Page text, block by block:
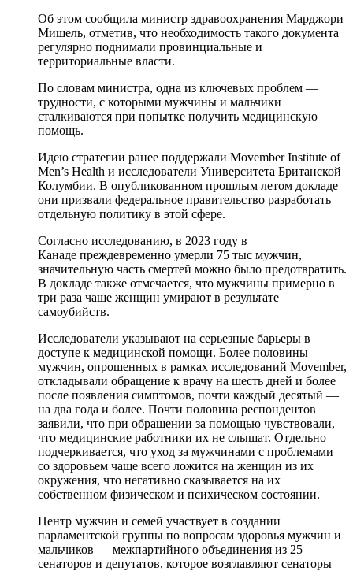
Об этом сообщила министр здравоохранения Марджори
Мишель, отметив, что необходимость такого документа
регулярно поднимали провинциальные и
территориальные власти.
По словам министра, одна из ключевых проблем —
трудности, с которыми мужчины и мальчики
сталкиваются при попытке получить медицинскую
помощь.
Идею стратегии ранее поддержали Movember Institute of
Men’s Health и исследователи Университета Британской
Колумбии. В опубликованном прошлым летом докладе
они призвали федеральное правительство разработать
отдельную политику в этой сфере.
Согласно исследованию, в 2023 году в
Канаде преждевременно умерли 75 тыс мужчин,
значительную часть смертей можно было предотвратить.
В докладе также отмечается, что мужчины примерно в
три раза чаще женщин умирают в результате
самоубийств.
Исследователи указывают на серьезные барьеры в
доступе к медицинской помощи. Более половины
мужчин, опрошенных в рамках исследований Movember,
откладывали обращение к врачу на шесть дней и более
после появления симптомов, почти каждый десятый —
на два года и более. Почти половина респондентов
заявили, что при обращении за помощью чувствовали,
что медицинские работники их не слышат. Отдельно
подчеркивается, что уход за мужчинами с проблемами
со здоровьем чаще всего ложится на женщин из их
окружения, что негативно сказывается на их
собственном физическом и психическом состоянии.
Центр мужчин и семей участвует в создании
парламентской группы по вопросам здоровья мужчин и
мальчиков — межпартийного объединения из 25
сенаторов и депутатов, которое возглавляют сенаторы